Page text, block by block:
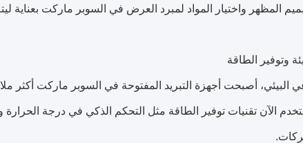
المظهر واختيار المواد لمبرد العرض في السوبر ماركت بعناية
وتوفير الطاقة
البيئي، أصبحت أجهزة التبريد المفتوحة في السوبر ماركت أكثر
الآن تقنيات توفير الطاقة مثل التحكم الذكي في درجة